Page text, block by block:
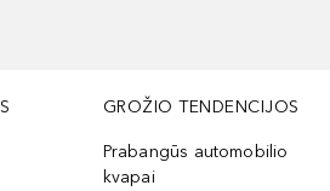
GROŽIO TENDENCIJOS
Prabangūs automobilio
kvapai